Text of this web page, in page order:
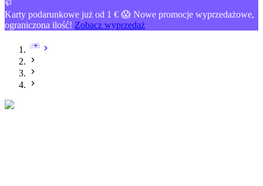
Karty podarunkowe już od 1 € 😱 Nowe promocje wyprzedażowe,
ograniczona ilość! Zobacz wyprzedaż